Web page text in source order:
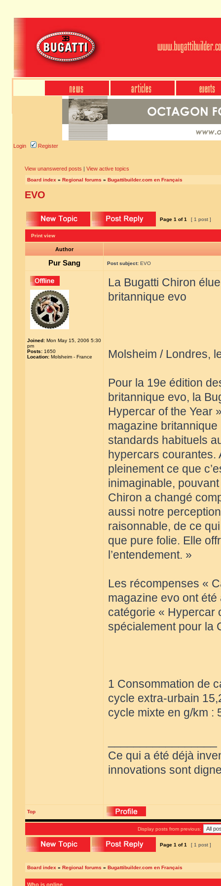
Login Register
View unanswered posts | View active topics
Board index » Regional forums » Bugattibuilder.com en Français
EVO
Page 1 of1 [ 1 post ]
Print view
Author
Pur Sang Post subject: EVO
Joined: Mon May 15, 2006 5:30
pm
Posts: 1650
Location: Molsheim - France
La Bugatti Chiron
britannique evo
Molsheim / Londres,
Pour la 19e édition
britannique evo, la
Hypercar of the Year
magazine britannique
standards habituels
hypercars courantes.
pleinement ce que
inimaginable,
Chiron a changé
aussi notre
raisonnable, de ce
que pure folie. Elle
l’entendement. »
Les récompenses «
magazine evo ont
catégorie « Hypercar
spécialement pour la
1 Consommation de
cycle extra-urbain
cycle mixte en g/km :
Ce qui a été déjà
innovations sont
Top
Display posts from previous:
Page 1 of1 [ 1 post ]
Board index » Regional forums » Bugattibuilder.com en Français
Who is online